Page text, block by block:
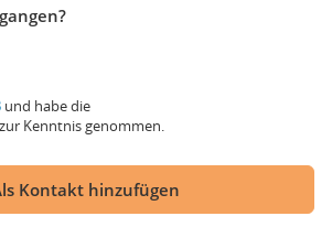
und habe die
zur Kenntnis genommen.
Kontakt hinzufügen